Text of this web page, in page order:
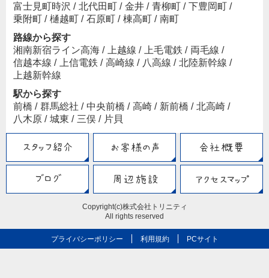
富士見町時沢 / 北代田町 / 金井 / 青柳町 / 下豊岡町 /
乗附町 / 樋越町 / 石原町 / 棟高町 / 南町
路線から探す
湘南新宿ライン高海 / 上越線 / 上毛電鉄 / 両毛線 /
信越本線 / 上信電鉄 / 高崎線 / 八高線 / 北陸新幹線 /
上越新幹線
駅から探す
前橋 / 群馬総社 / 中央前橋 / 高崎 / 新前橋 / 北高崎 /
八木原 / 城東 / 三俣 / 片貝
Copyright(c)株式会社トリニティ
All rights reserved
プライバシーポリシー 利用規約 PCサイト